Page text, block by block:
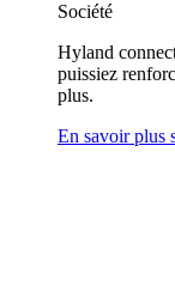
Société
Hyland
puissiez
plus.
En savoir plus